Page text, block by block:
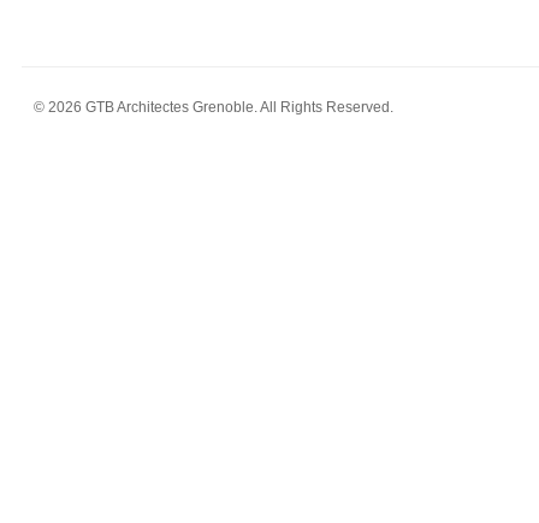
© 2026 GTB Architectes Grenoble. All Rights Reserved.